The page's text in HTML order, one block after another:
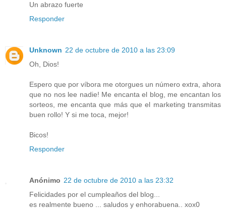
Un abrazo fuerte
Responder
Unknown 22 de octubre de 2010 a las 23:09
Oh, Dios!
Espero que por víbora me otorgues un número extra, ahora
que no nos lee nadie! Me encanta el blog, me encantan los
sorteos, me encanta que más que el marketing transmitas
buen rollo! Y si me toca, mejor!
Bicos!
Responder
Anónimo 22 de octubre de 2010 a las 23:32
Felicidades por el cumpleaños del blog...
es realmente bueno ... saludos y enhorabuena.. xox0